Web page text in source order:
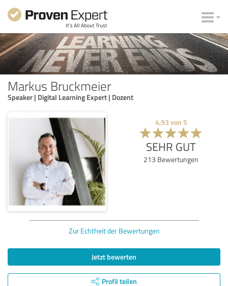
Markus Bruckmeier
Speaker | Digital Learning Expert | Dozent
4,93 von 5
SEHR GUT
213 Bewertungen
Zur Echtheit der Bewertungen
Jetzt bewerten
Profil teilen